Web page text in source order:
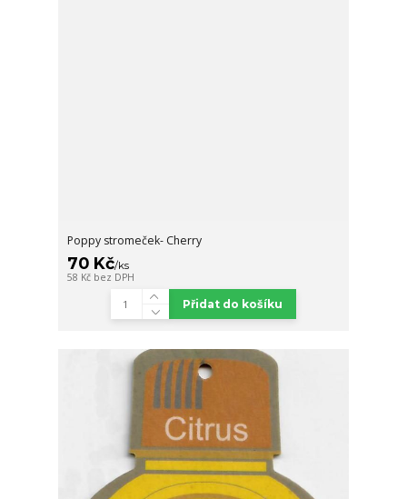
Poppy stromeček- Cherry
70 Kč/ks
58 Kč bez DPH
Přidat do košíku